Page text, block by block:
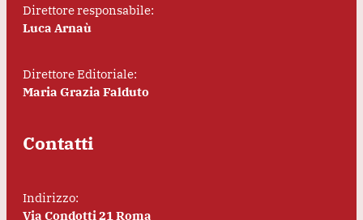
Direttore responsabile:
Luca Arnaù
Direttore Editoriale:
Maria Grazia Falduto
Contatti
Indirizzo:
Via Condotti 21 Roma